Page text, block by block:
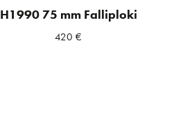
H1990 75 mm Falliploki
420€